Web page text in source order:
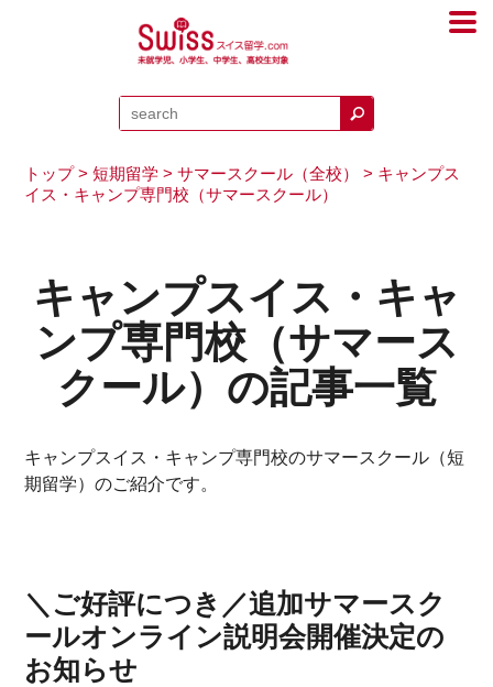
トップ>短期留学 >サマースクール（全校）
> キャンプス
イス・キャンプ専門校（サマースクール）
キャンプスイス・キャ
ンプ専門校（サマース
クール）の記事一覧
キャンプスイス・キャンプ専門校のサマースクール（短
期留学）のご紹介です。
＼ご好評につき／追加サマースク
ールオンライン説明会開催決定の
お知らせ